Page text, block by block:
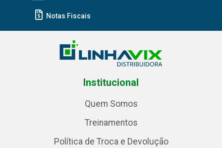
Notas Fiscais
Institucional
Quem Somos
Treinamentos
Política de Troca e Devolução